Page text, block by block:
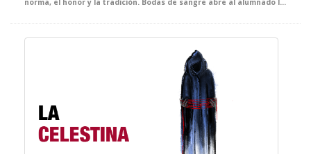
norma, el honor y la tradición. Bodas de sangre abre al alumnado las puertas del universo lorquiano a través de una puesta en escena de gran fuerza simbólica, cuidada al detalle y concebida para acercarles a una de las cimas de nuestro teatro. Una oportunidad única para descubrir la vigencia, la belleza y la potencia dramática de un clásico imprescindible.